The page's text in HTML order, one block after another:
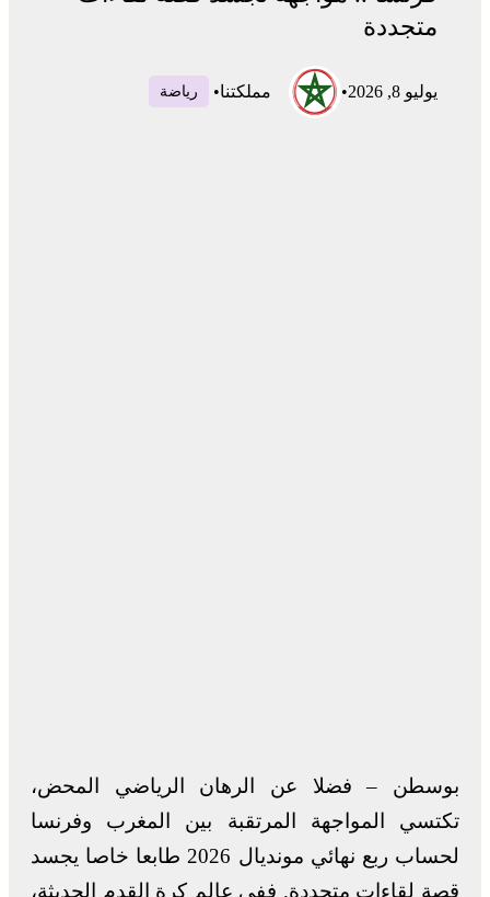
متجددة
يوليو 8, 2026 • مملكتنا• رياضة
بوسطن – فضلا عن الرهان الرياضي المحض،
تكتسي المواجهة المرتقبة بين المغرب وفرنسا
لحساب ربع نهائي مونديال 2026 طابعا خاصا يجسد
قصة لقاءات متجددة. ففي عالم كرة القدم الحديثة،